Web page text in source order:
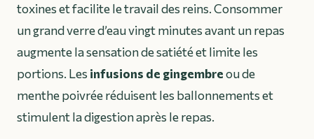
toxines et facilite le travail des reins. Consommer
un grand verre d’eau vingt minutes avant un repas
augmente la sensation de satiété et limite les
portions. Lesinfusions de gingembreou de
menthe poivrée réduisent les ballonnements et
stimulent la digestion après le repas.